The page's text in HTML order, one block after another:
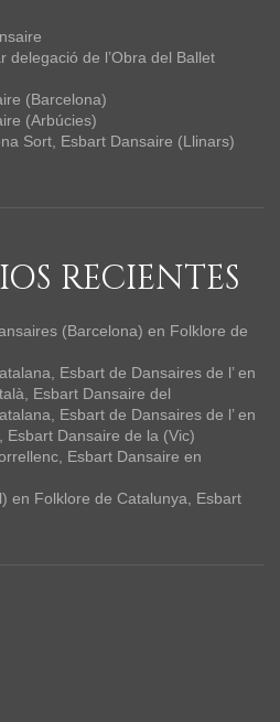
delegació de l’Obra del Ballet
(Barcelona)
(Arbúcies)
Sort, Esbart Dansaire (Llinars)
RECIENTES
(Barcelona) en Folklore de
Esbart de Dansaires de l’en
Esbart Dansaire del
Esbart de Dansaires de l’en
Esbart Dansaire de la (Vic)
Esbart Dansaire en
en Folklore de Catalunya, Esbart